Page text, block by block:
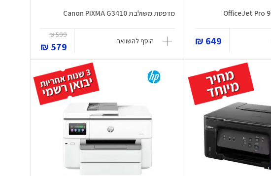
649 ₪
מדפסת משולבת Canon PIXMA G3410
הוסף להשוואה
599 ₪
579 ₪